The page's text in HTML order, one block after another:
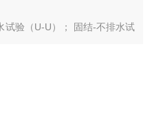
试验（U-U）； 固结-不排水试
蠕变。